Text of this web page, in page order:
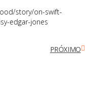
story/on-swift-
edgar-jones
PRÓXIMO